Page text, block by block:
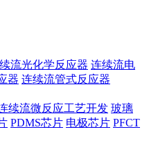
流光化学反应器 连续流电
器 连续流管式反应器
续流微反应工艺开发 玻璃
PDMS芯片 电极芯片 PFCT